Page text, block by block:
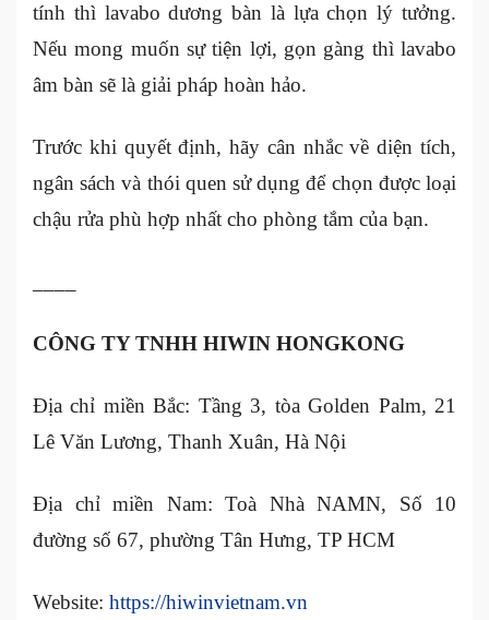
tính thì lavabo dương bàn là lựa chọn lý tưởng.
Nếu mong muốn sự tiện lợi, gọn gàng thì lavabo
âm bàn sẽ là giải pháp hoàn hảo.
Trước khi quyết định, hãy cân nhắc về diện tích,
ngân sách và thói quen sử dụng để chọn được loại
chậu rửa phù hợp nhất cho phòng tắm của bạn.
CÔNG TY TNHH HIWIN HONGKONG
Địa chỉ miền Bắc: Tầng 3, tòa Golden Palm, 21
Lê Văn Lương, Thanh Xuân, Hà Nội
Địa chỉ miền Nam: Toà Nhà NAMN, Số 10
đường số 67, phường Tân Hưng, TP HCM
Website: https://hiwinvietnam.vn